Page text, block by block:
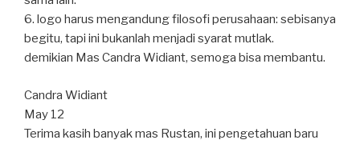
6. logo harus mengandung filosofi perusahaan: sebisanya
begitu, tapi ini bukanlah menjadi syarat mutlak.
demikian Mas Candra Widiant, semoga bisa membantu.
Candra Widiant
May 12
Terima kasih banyak mas Rustan, ini pengetahuan baru